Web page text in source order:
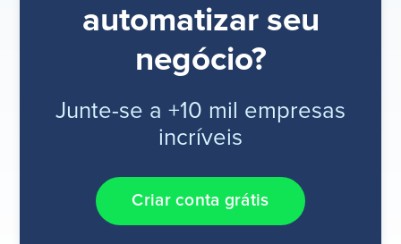
automatizar seu
negócio?
Junte-se a +10 mil empresas
incríveis
Criar conta grátis